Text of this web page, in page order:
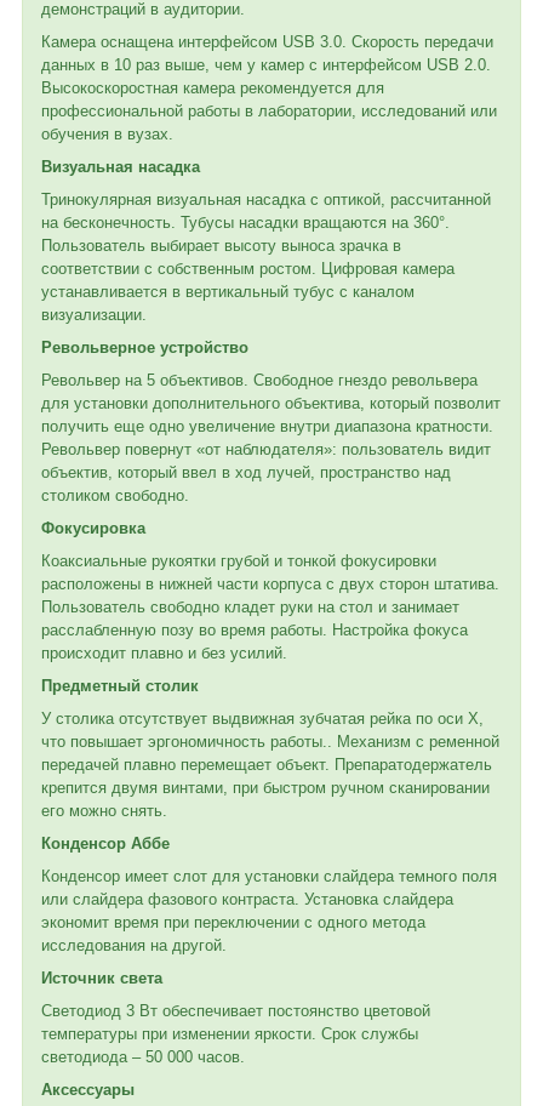
демонстраций в аудитории.
Камера оснащена интерфейсом USB 3.0. Скорость передачи
данных в 10 раз выше, чем у камер с интерфейсом USB 2.0.
Высокоскоростная камера рекомендуется для
профессиональной работы в лаборатории, исследований или
обучения в вузах.
Визуальная насадка
Тринокулярная визуальная насадка с оптикой, рассчитанной
на бесконечность. Тубусы насадки вращаются на 360°.
Пользователь выбирает высоту выноса зрачка в
соответствии с собственным ростом. Цифровая камера
устанавливается в вертикальный тубус с каналом
визуализации.
Револьверное устройство
Револьвер на 5 объективов. Свободное гнездо револьвера
для установки дополнительного объектива, который позволит
получить еще одно увеличение внутри диапазона кратности.
Револьвер повернут «от наблюдателя»: пользователь видит
объектив, который ввел в ход лучей, пространство над
столиком свободно.
Фокусировка
Коаксиальные рукоятки грубой и тонкой фокусировки
расположены в нижней части корпуса с двух сторон штатива.
Пользователь свободно кладет руки на стол и занимает
расслабленную позу во время работы. Настройка фокуса
происходит плавно и без усилий.
Предметный столик
У столика отсутствует выдвижная зубчатая рейка по оси Х,
что повышает эргономичность работы.. Механизм с ременной
передачей плавно перемещает объект. Препаратодержатель
крепится двумя винтами, при быстром ручном сканировании
его можно снять.
Конденсор Аббе
Конденсор имеет слот для установки слайдера темного поля
или слайдера фазового контраста. Установка слайдера
экономит время при переключении с одного метода
исследования на другой.
Источник света
Светодиод 3 Вт обеспечивает постоянство цветовой
температуры при изменении яркости. Срок службы
светодиода – 50 000 часов.
Аксессуары